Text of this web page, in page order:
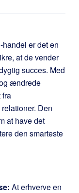
er det en
at de vender
succes. Med
ændrede
fra
Den
at have det
den smarteste
At erhverve en